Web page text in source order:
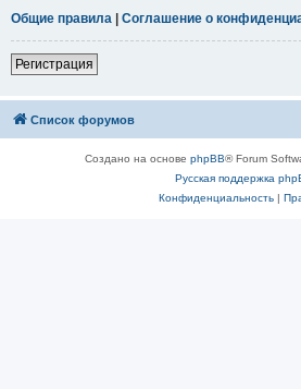
Общие правила | Соглашение о
Регистрация
Список форумов
Создано на основе phpBB® Forum
Русская поддержка
Конфиденциальность|